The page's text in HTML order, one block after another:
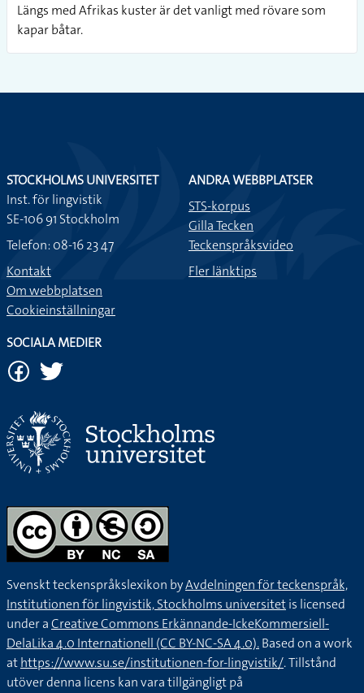
Längs med Afrikas kuster är det vanligt med rövare som
kapar båtar.
STOCKHOLMS UNIVERSITET
Inst. för lingvistik
SE-106 91 Stockholm
Telefon: 08-16 23 47
Kontakt
Om webbplatsen
Cookieinställningar
ANDRA WEBBPLATSER
STS-korpus
Gilla Tecken
Teckenspråksvideo
Fler länktips
SOCIALA MEDIER
Svenskt teckenspråkslexikon byAvdelningen för teckenspråk,
Institutionen för lingvistik, Stockholms universitetis licensed
under aCreative Commons Erkännande-IckeKommersiell-
DelaLika 4.0 Internationell (CC BY-NC-SA 4.0).Based on a work
athttps://www.su.se/institutionen-for-lingvistik/. Tillstånd
utöver denna licens kan vara tillgängligt på